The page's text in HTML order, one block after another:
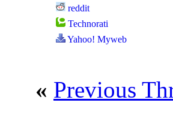
reddit
Technorati
Yahoo! Myweb
« Previous